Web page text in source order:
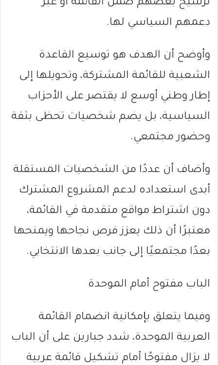
ترشيح بعضهم ضمن القائمة أو عبر
دعمهم السياسي لها.
وأوضح أن الهدف هو توسيع القاعدة
الشعبية للقائمة المشتركة، وتحويلها إلى
إطار وطني أوسع لا يقتصر على الأحزاب
السياسية، بل يضم شخصيات تحظى بثقة
وحضور مجتمعي.
وأضاف أن عددًا من الشخصيات المستقلة
أبدى استعداده لدعم المشروع المشترك
دون اشتراط مواقع متقدمة في القائمة،
معتبرًا أن ذلك يعزز فرص نجاحها ويمنحها
بعدًا مجتمعيًا إلى جانب بعدها الانتخابي.
الباب مفتوح أمام الموحدة
وفيما يتعلق بإمكانية انضمام القائمة
العربية الموحدة، شدد جبارين على أن الباب
لا يزال مفتوحًا أمام تشكيل قائمة عربية